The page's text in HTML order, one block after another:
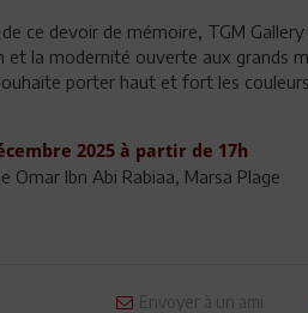
ce devoir de mémoire, TGM
la modernité ouverte aux grands
porter haut et fort les
2025 à partir de 17h
Omar Ibn Abi Rabiaa, Marsa Plage
Envoyer à un ami